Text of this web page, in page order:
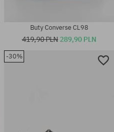
Dostępne rozmiary:
Buty Converse CL98
419,90 PLN 289,90 PLN
-30%